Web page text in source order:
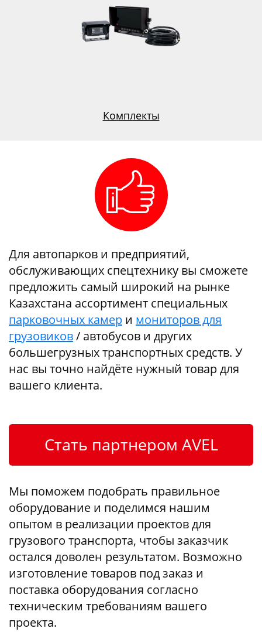
Комплекты
Для автопарков и предприятий,
обслуживающих спецтехнику вы сможете
предложить самый широкий на рынке
Казахстана ассортимент специальных
парковочных камер и мониторов для
грузовиков/ автобусов и других
большегрузных транспортных средств. У
нас вы точно найдёте нужный товар для
вашего клиента.
Стать партнером AVEL
Мы поможем подобрать правильное
оборудование и поделимся нашим
опытом в реализации проектов для
грузового транспорта, чтобы заказчик
остался доволен результатом. Возможно
изготовление товаров под заказ и
поставка оборудования согласно
техническим требованиям вашего
проекта.